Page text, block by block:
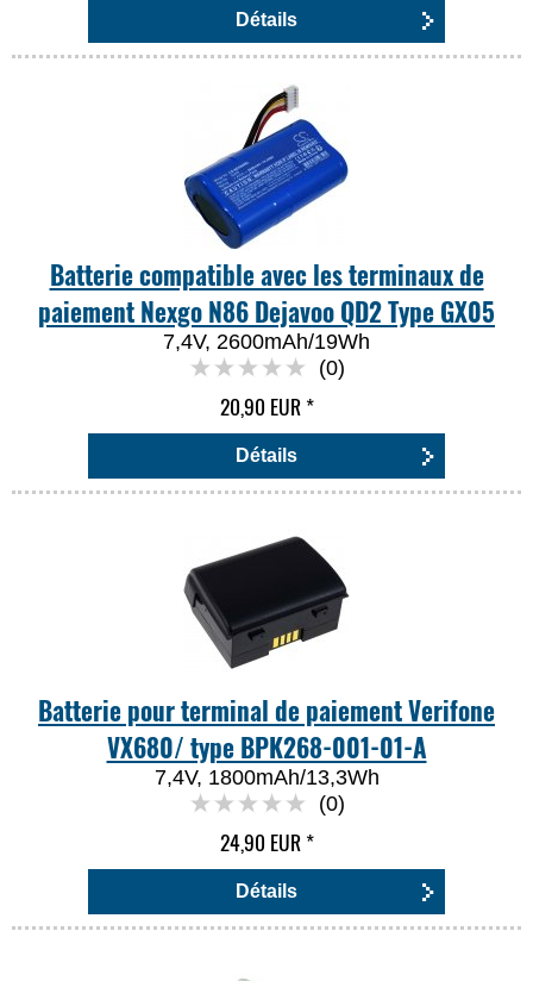
Détails
Batterie compatible avec les terminaux de
paiement Nexgo N86 Dejavoo QD2 Type GX05
7,4V, 2600mAh/19Wh
(0)
20,90 EUR*
Détails
Batterie pour terminal de paiement Verifone
VX680/ type BPK268-001-01-A
7,4V, 1800mAh/13,3Wh
(0)
24,90 EUR*
Détails